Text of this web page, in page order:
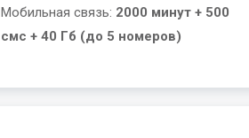
Мобильная связь: 2000 минут + 500
смс + 40 Гб (до 5 номеров)